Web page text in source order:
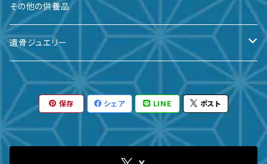
備前焼
九谷焼
有田焼
瀬戸焼
ガラス
その他の供養品
遺骨ジュエリー
遺骨ダイヤ
台座・リング
台座・ネックレス
保存 シェア LINE ポスト